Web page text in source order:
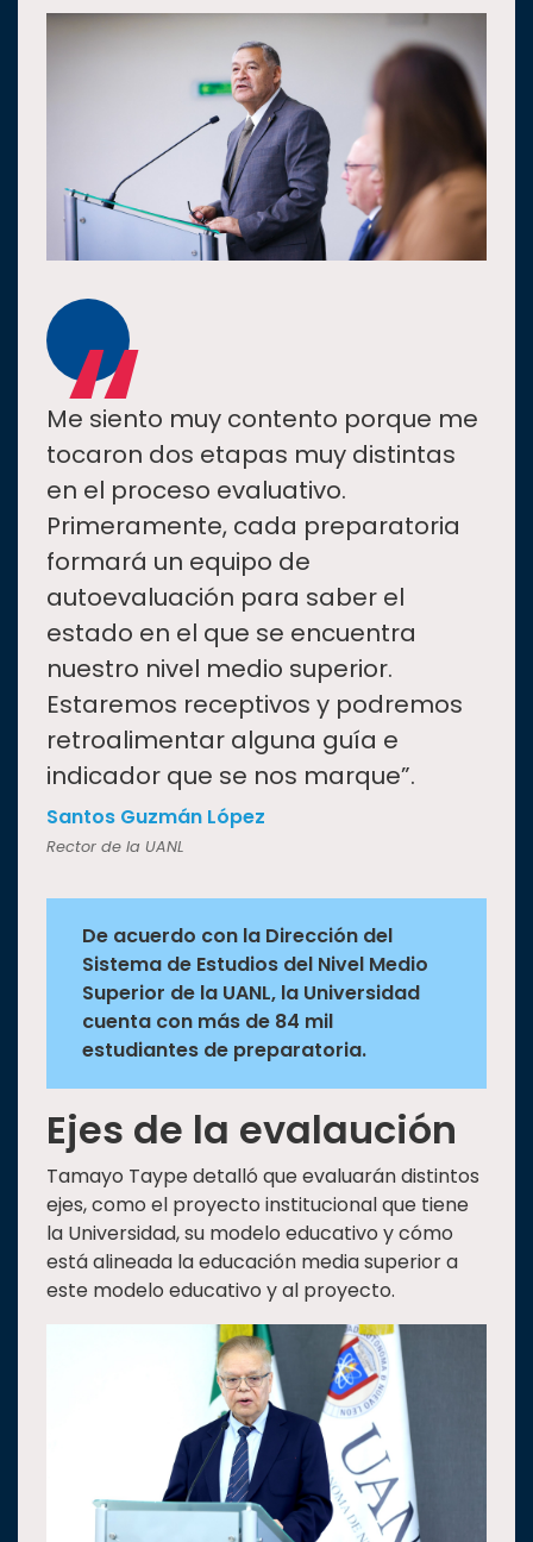
“
Me siento muy contento porque me
tocaron dos etapas muy distintas
en el proceso evaluativo.
Primeramente, cada preparatoria
formará un equipo de
autoevaluación para saber el
estado en el que se encuentra
nuestro nivel medio superior.
Estaremos receptivos y podremos
retroalimentar alguna guía e
indicador que se nos marque”.
Santos Guzmán López
Rector de la UANL
De acuerdo con la Dirección del
Sistema de Estudios del Nivel Medio
Superior de la UANL, la Universidad
cuenta con más de 84 mil
estudiantes de preparatoria.
Ejes de la evalaución
Tamayo Taype detalló que evaluarán distintos
ejes, como el proyecto institucional que tiene
la Universidad, su modelo educativo y cómo
está alineada la educación media superior a
este modelo educativo y al proyecto.